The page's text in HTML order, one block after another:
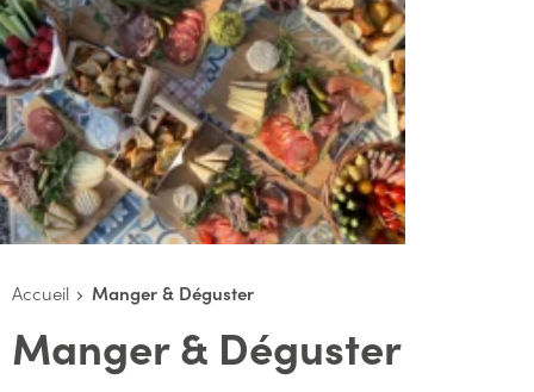
Accueil Manger & Déguster
Manger & Déguster